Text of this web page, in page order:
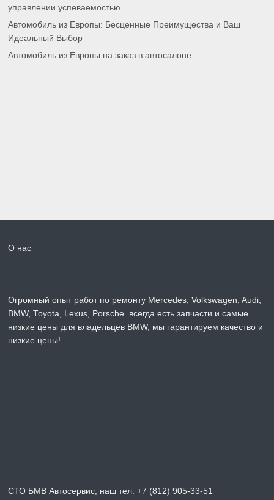
управлении успеваемостью
Автомобиль из Европы: Бесценные Преимущества и Ваш
Идеальный Выбор
Автомобиль из Европы на заказ в автосалоне
О нас
Огромный опыт работ по ремонту Mercedes, Volkswagen, Audi,
BMW, Toyota, Lexus, Porsche. всегда есть запчасти и самые
низкие цены для владельцев BMW, мы гарантируем качество и
низкие цены!
СТО БМВ Автосервис, наш тел. +7 (812) 905-33-51